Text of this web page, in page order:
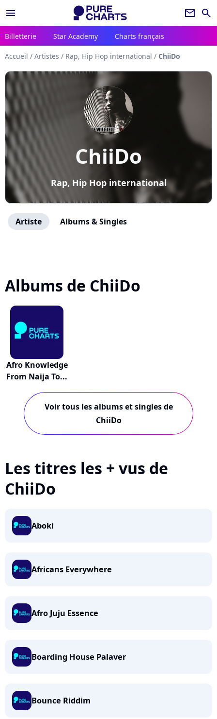
menu newsletter search
Billetterie Star Academy Charts français
Accueil / Artistes / Rap, Hip Hop international / ChiiDo
ChiiDo
Rap, Hip Hop international
Artiste Albums & Singles
Albums de ChiiDo
Afro Knowledge
From Naija To...
Voir tous les albums et singles de
ChiiDo
Les titres les + vus de
ChiiDo
Aboki
Africans Everywhere
Afro Juju Essence
Boarding House Palaver
Bounce Riddim